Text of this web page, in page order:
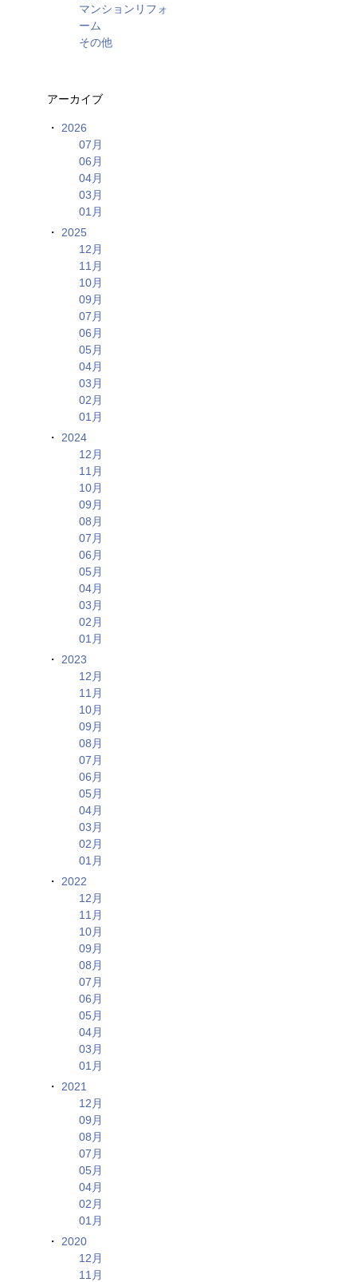
マンションリフォ
ーム
その他
アーカイブ
2026
07月
06月
04月
03月
01月
2025
12月
11月
10月
09月
07月
06月
05月
04月
03月
02月
01月
2024
12月
11月
10月
09月
08月
07月
06月
05月
04月
03月
02月
01月
2023
12月
11月
10月
09月
08月
07月
06月
05月
04月
03月
02月
01月
2022
12月
11月
10月
09月
08月
07月
06月
05月
04月
03月
01月
2021
12月
09月
08月
07月
05月
04月
02月
01月
2020
12月
11月